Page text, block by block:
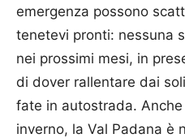
emergenza possono
tenetevi pronti: nessuna
nei prossimi mesi, in
di dover rallentare dai
fate in autostrada.
inverno, la Val Padana è